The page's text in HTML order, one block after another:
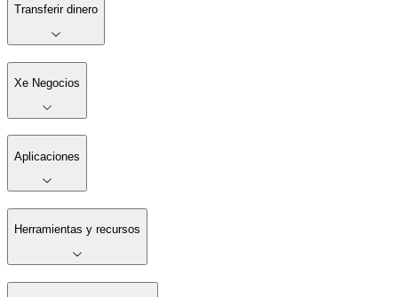
Transferir dinero
Xe Negocios
Aplicaciones
Herramientas y recursos